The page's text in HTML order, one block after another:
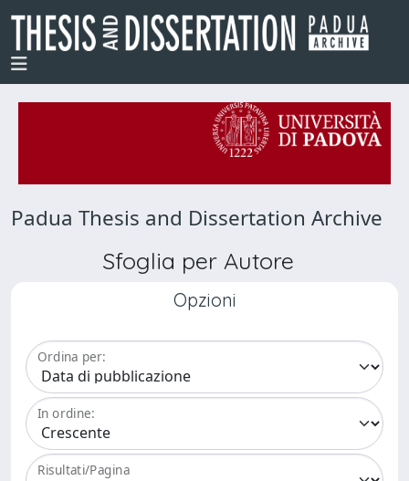
Padua Thesis and Dissertation Archive
Sfoglia per Autore
Opzioni
Ordina per:
In ordine:
Risultati/Pagina